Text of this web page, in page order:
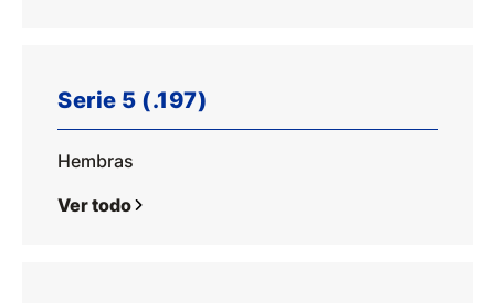
Serie 5 (.197)
Hembras
Ver todo